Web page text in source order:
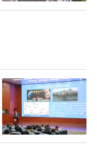
医疗美容
注射肉毒、
问说，仪器
美容微整
是最基础的
预计用量2～